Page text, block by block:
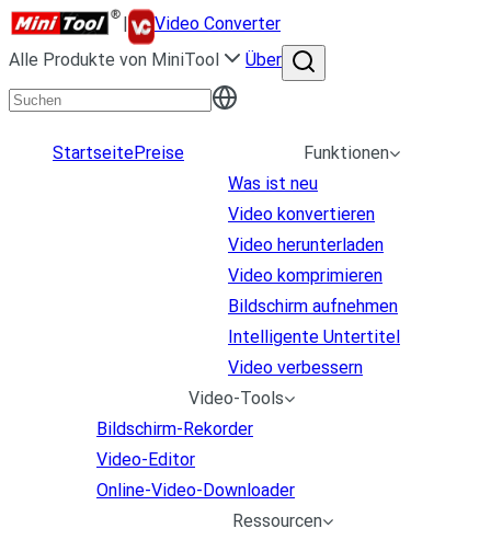
|
Video Converter
Alle Produkte von MiniTool
Über
StartseitePreise
Funktionen
Was ist neu
Video konvertieren
Video herunterladen
Video komprimieren
Bildschirm aufnehmen
Intelligente Untertitel
Video verbessern
Video-Tools
Bildschirm-Rekorder
Video-Editor
Online-Video-Downloader
Ressourcen